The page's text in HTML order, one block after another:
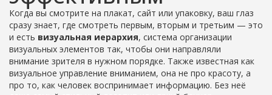
Когда вы смотрите на плакат, сайт или упаковку, ваш глаз
сразу знает, где смотреть первым, вторым и третьим — это
и есть визуальная иерархия, система организации
визуальных элементов так, чтобы они направляли
внимание зрителя в нужном порядке. Также известная как
визуальное управление вниманием, она не про красоту, а
про то, как человек воспринимает информацию. Без неё